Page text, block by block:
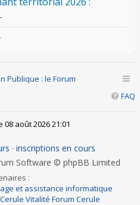
Publique : le Forum
FAQ
août 2026 21:01
· inscriptions en cours
Software © phpBB Limited
:
et assistance informatique
Cerule Vitalité Forum Cerule